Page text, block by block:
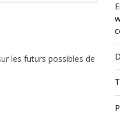
les futurs possibles de